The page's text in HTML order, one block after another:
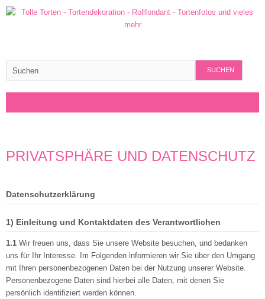
SUCHEN
PRIVATSPHÄRE UND DATENSCHUTZ
Datenschutzerklärung
1) Einleitung und Kontaktdaten des Verantwortlichen
1.1 Wir freuen uns, dass Sie unsere Website besuchen, und bedanken
uns für Ihr Interesse. Im Folgenden informieren wir Sie über den Umgang
mit Ihren personenbezogenen Daten bei der Nutzung unserer Website.
Personenbezogene Daten sind hierbei alle Daten, mit denen Sie
persönlich identifiziert werden können.